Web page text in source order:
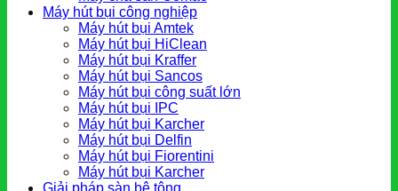
Máy hút bụi công nghiệp
Máy hút bụi Amtek
Máy hút bụi HiClean
Máy hút bụi Kraffer
Máy hút bụi Sancos
Máy hút bụi công suất lớn
Máy hút bụi IPC
Máy hút bụi Karcher
Máy hút bụi Delfin
Máy hút bụi Fiorentini
Máy hút bụi Karcher
Giải pháp sàn bê tông